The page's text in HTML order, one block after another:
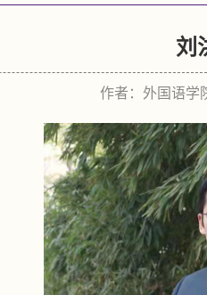
刘
作者：外国语